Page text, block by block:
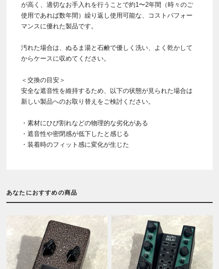
が高く、適切なお手入れを行うことで約1〜2年間（時々のご
使用であれば数年間）繰り返し使用可能な、コストパフォー
マンスに優れた製品です。
汚れた場合は、ぬるま湯と石鹸で優しく洗い、よく乾かして
からケースに収めてください。
＜交換の目安＞
安全な遮音性を維持するため、以下の状態が見られた場合は
新しい製品へのお取り替えをご検討ください。
・素材にひび割れなどの物理的な劣化がある
・遮音性や密閉感が低下したと感じる
・装着時のフィット感に変化が生じた
あなたにおすすめの商品